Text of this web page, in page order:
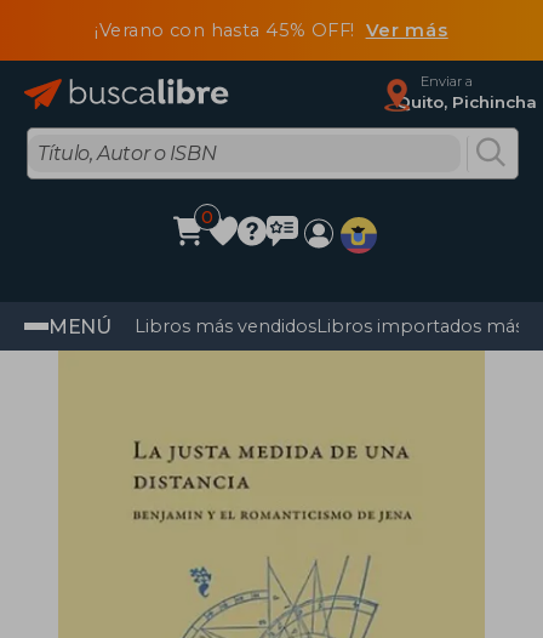
¡Verano con hasta 45% OFF! Ver más
Enviar a
Quito, Pichincha
0
MENÚ Libros más vendidosLibros importados más